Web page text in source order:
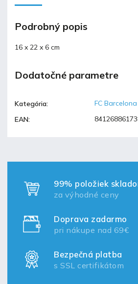
Podrobný popis
16 x 22 x 6 cm
Dodatočné parametre
Kategória:
FC Barcelona
EAN:
99% položiek
za výhodné ceny
Doprava zadarmo
pri nákupe nad 69€
Bezpečná platba
s SSL certifikátom